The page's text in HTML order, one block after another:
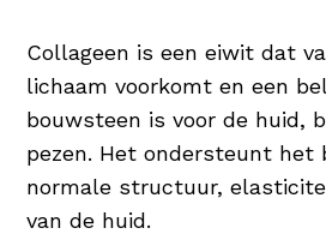
Hyaluronzuur als
Hyaluronzuur is booming!
verzorgingsproducten
geweldige bestandsdeel
en/of daghydratatie.
Collageen is een eiwit dat
lichaam voorkomt en een
bouwsteen is voor de huid,
pezen. Het ondersteunt het
normale structuur,
van de huid.